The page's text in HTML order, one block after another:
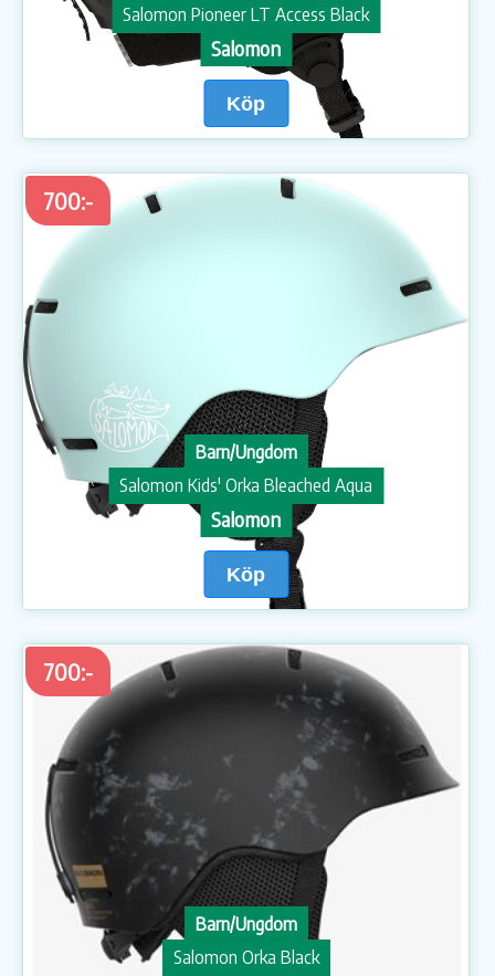
Salomon Pioneer LT Access Black
Salomon
Köp
700:-
Barn/Ungdom
Salomon Kids' Orka Bleached Aqua
Salomon
Köp
700:-
Barn/Ungdom
Salomon Orka Black